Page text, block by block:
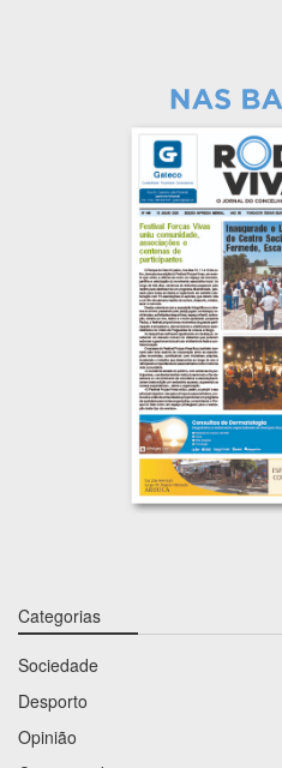
Categorias
Sociedade
Desporto
Opinião